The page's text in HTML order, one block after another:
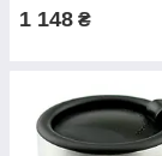
1 148 ₴